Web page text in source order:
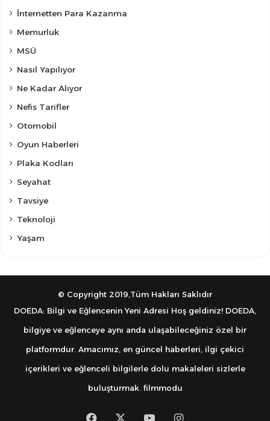
İnternetten Para Kazanma
Memurluk
MSÜ
Nasıl Yapılıyor
Ne Kadar Alıyor
Nefis Tarifler
Otomobil
Oyun Haberleri
Plaka Kodları
Seyahat
Tavsiye
Teknoloji
Yaşam
© Copyright 2019,Tüm Hakları Saklıdır
DOEDA: Bilgi ve Eğlencenin Yeni Adresi Hoş geldiniz! DOEDA,
bilgiye ve eğlenceye aynı anda ulaşabileceğiniz özel bir
platformdur. Amacımız, en güncel haberleri, ilgi çekici
içerikleri ve eğlenceli bilgilerle dolu makaleleri sizlerle
buluşturmak. filmmodu
FacebookYouTubeInstagram